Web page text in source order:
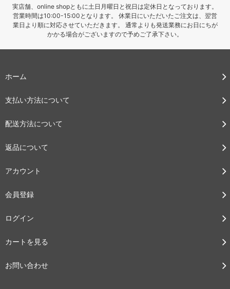
実店舗、online shopともに土日月曜日と祝日は定休日となっております。
営業時間は10:00-15:00となります。 休業日にいただいたご注文は、翌営
業日より順に対応させていただきます。 通常よりも発送業務にお日にちが
かかる場合がございますので予めご了承下さい。
ホーム
支払い方法について
配送方法について
返品について
アカウント
会員登録
ログイン
カートを見る
お問い合わせ